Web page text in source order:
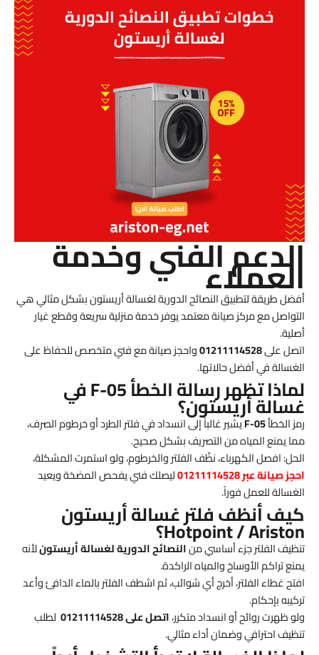
الدعم الفني وخدمة
العملاء
أفضل طريقة لتطبيق النصائح الدورية لغسالة أريستون بشكل مثالي هي
التواصل مع مركز صيانة معتمد يوفر خدمة منزلية سريعة وقطع غيار
أصلية.
اتصل على01211114528واحجز صيانة مع فني متخصص للحفاظ على
الغسالة في أفضل حالاتها.
لماذا تظهر رسالة الخطأ F-05 في
غسالة أريستون؟
رمز الخطأF-05يشير غالباً إلى انسداد في فلتر الطرد أو خرطوم الصرف،
مما يمنع المياه من التصريف بشكل صحيح.
الحل: افصل الكهرباء، نظّف الفلتر والخرطوم، ولو استمرت المشكلة،
احجز صيانة عبر 01211114528
ليصلك فني يفحص المضخة ويعيد
الغسالة للعمل فوراً.
كيف أنظف فلتر غسالة أريستون
Hotpoint / Ariston؟
تنظيف الفلتر جزء أساسي منالنصائح الدورية لغسالة أريستونلأنه
يمنع تراكم الأوساخ والمياه الراكدة.
افتح غطاء الفلتر، أخرج أي شوائب، ثم اشطف الفلتر بالماء الدافئ وأعد
تركيبه بإحكام.
ولو ظهرت روائح أو انسداد متكرر،اتصل على 01211114528
لطلب
تنظيف احترافي وضمان أداء مثالي.